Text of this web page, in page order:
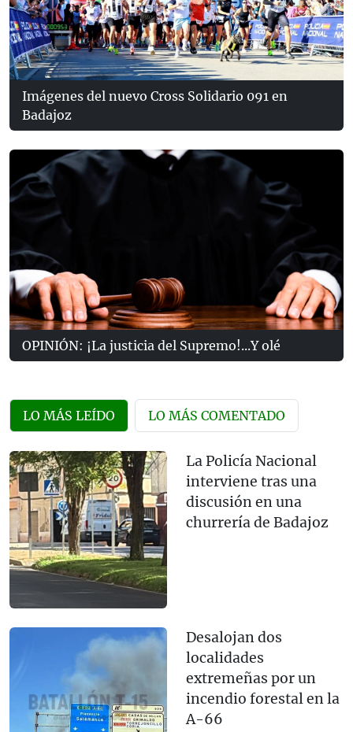
Imágenes del nuevo Cross Solidario 091 en
Badajoz
OPINIÓN: ¡La justicia del Supremo!...Y olé
LO MÁS LEÍDO LO MÁS COMENTADO
La Policía Nacional
interviene tras una
discusión en una
churrería de Badajoz
Desalojan dos
localidades
extremeñas por un
incendio forestal en la
A-66